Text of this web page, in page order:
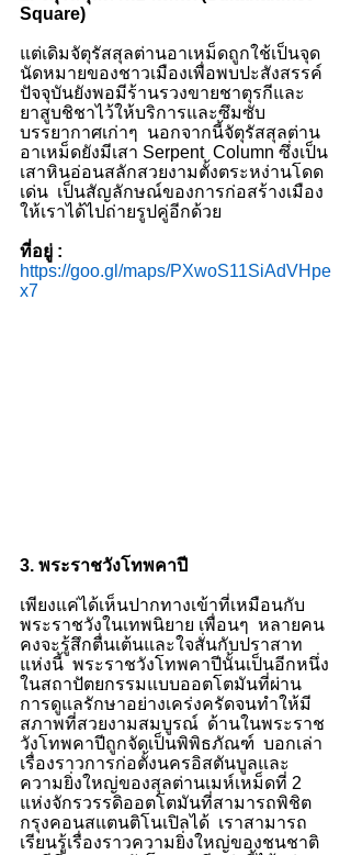
Square)
แต่เดิมจัตุรัสสุลต่านอาเหม็ดถูกใช้เป็นจุด
นัดหมายของชาวเมืองเพื่อพบปะสังสรรค์
ปัจจุบันยังพอมีร้านรวงขายชาตุรกีและ
ยาสูบชิชาไว้ให้บริการและซึมซับ
บรรยากาศเก่าๆ  นอกจากนี้จัตุรัสสุลต่าน
อาเหม็ดยังมีเสา Serpent  Column ซึ่งเป็น
เสาหินอ่อนสลักสวยงามตั้งตระหง่านโดด
เด่น  เป็นสัญลักษณ์ของการก่อสร้างเมือง
ให้เราได้ไปถ่ายรูปคู่อีกด้วย
ที่อยู่ :
https://goo.gl/maps/PXwoS11SiAdVHpe
x7
3. พระราชวังโทพคาปี
เพียงแค่ได้เห็นปากทางเข้าที่เหมือนกับ
พระราชวังในเทพนิยาย เพื่อนๆ  หลายคน
คงจะรู้สึกตื่นเต้นและใจสั่นกับปราสาท
แห่งนี้  พระราชวังโทพคาปีนั้นเป็นอีกหนึ่ง
ในสถาปัตยกรรมแบบออตโตมันที่ผ่าน
การดูแลรักษาอย่างเคร่งครัดจนทำให้มี
สภาพที่สวยงามสมบูรณ์  ด้านในพระราช
วังโทพคาปีถูกจัดเป็นพิพิธภัณฑ์  บอกเล่า
เรื่องราวการก่อตั้งนครอิสตันบูลและ
ความยิ่งใหญ่ของสุลต่านเมห์เหม็ดที่ 2
แห่งจักรวรรดิออตโตมันที่สามารถพิชิต
กรุงคอนสแตนติโนเปิลได้  เราสามารถ
เรียนรู้เรื่องราวความยิ่งใหญ่ของชนชาติ